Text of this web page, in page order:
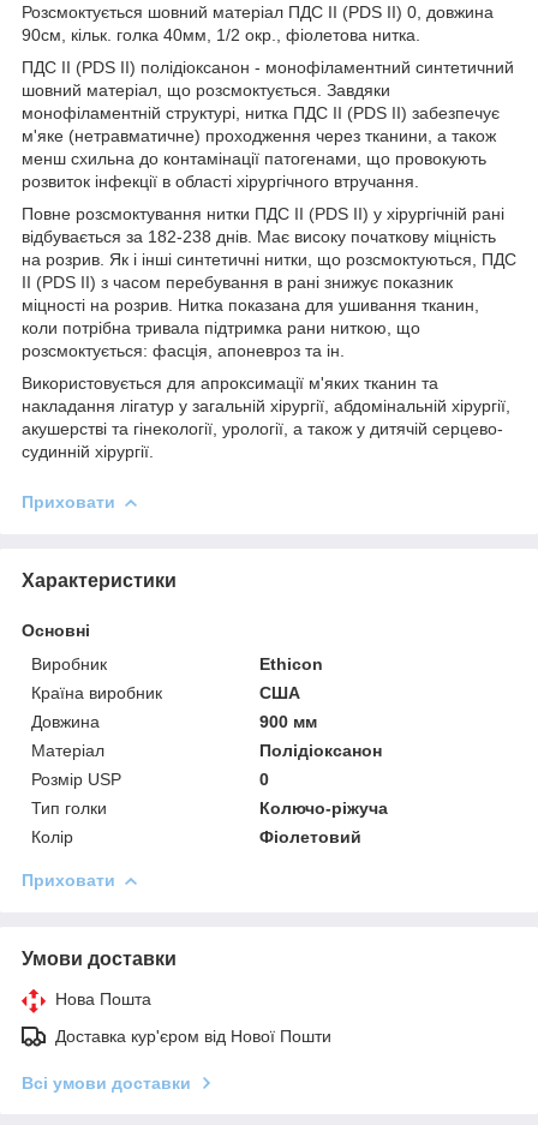
Розсмоктується шовний матеріал ПДС II (PDS II) 0, довжина
90см, кільк. голка 40мм, 1/2 окр., фіолетова нитка.
ПДС II (PDS II) полідіоксанон - монофіламентний синтетичний
шовний матеріал, що розсмоктується. Завдяки
монофіламентній структурі, нитка ПДС II (PDS II) забезпечує
м'яке (нетравматичне) проходження через тканини, а також
менш схильна до контамінації патогенами, що провокують
розвиток інфекції в області хірургічного втручання.
Повне розсмоктування нитки ПДС II (PDS II) у хірургічній рані
відбувається за 182-238 днів. Має високу початкову міцність
на розрив. Як і інші синтетичні нитки, що розсмоктуються, ПДС
II (PDS II) з часом перебування в рані знижує показник
міцності на розрив. Нитка показана для ушивання тканин,
коли потрібна тривала підтримка рани ниткою, що
розсмоктується: фасція, апоневроз та ін.
Використовується для апроксимації м'яких тканин та
накладання лігатур у загальній хірургії, абдомінальній хірургії,
акушерстві та гінекології, урології, а також у дитячій серцево-
судинній хірургії.
Приховати
Характеристики
Основні
Виробник
Ethicon
Країна виробник
США
Довжина
900 мм
Матеріал
Полідіоксанон
Розмір USP
0
Тип голки
Колючо-ріжуча
Колір
Фіолетовий
Приховати
Умови доставки
Нова Пошта
Доставка кур'єром від Нової Пошти
Всі умови доставки